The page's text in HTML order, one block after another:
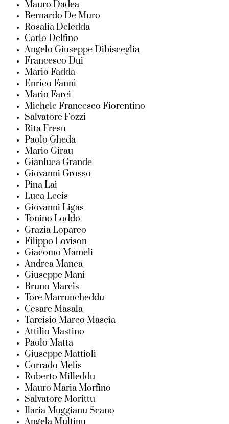
Mauro Dadea
Bernardo De Muro
Rosalia Deledda
Carlo Delfino
Angelo Giuseppe Dibisceglia
Francesco Dui
Mario Fadda
Enrico Fanni
Mario Farci
Michele Francesco Fiorentino
Salvatore Fozzi
Rita Fresu
Paolo Gheda
Mario Girau
Gianluca Grande
Giovanni Grosso
Pina Lai
Luca Lecis
Giovanni Ligas
Tonino Loddo
Grazia Loparco
Filippo Lovison
Giacomo Mameli
Andrea Manca
Giuseppe Mani
Bruno Marcis
Tore Marruncheddu
Cesare Masala
Tarcisio Marco Mascia
Attilio Mastino
Paolo Matta
Giuseppe Mattioli
Corrado Melis
Roberto Milleddu
Mauro Maria Morfino
Salvatore Morittu
Ilaria Muggianu Scano